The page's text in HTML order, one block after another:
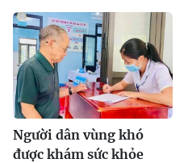
Người dân vùng khó
được khám sức khỏe